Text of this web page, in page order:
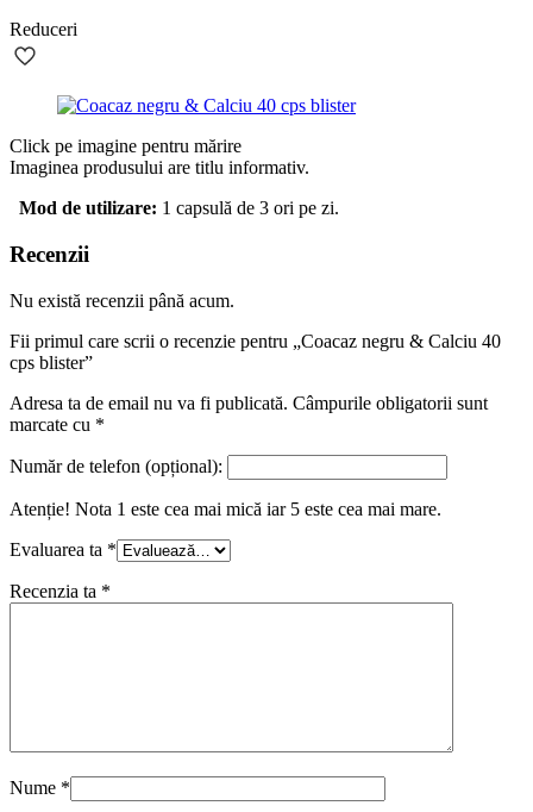
Reduceri
Click pe imagine pentru mărire
Imaginea produsului are titlu informativ.
Mod de utilizare: 1 capsulă de 3 ori pe zi.
Recenzii
Nu există recenzii până acum.
Fii primul care scrii o recenzie pentru „Coacaz negru & Calciu 40
cps blister”
Adresa ta de email nu va fi publicată. Câmpurile obligatorii sunt
marcate cu *
Număr de telefon (opțional):
Atenție! Nota 1 este cea mai mică iar 5 este cea mai mare.
Evaluarea ta *
Recenzia ta *
Nume *